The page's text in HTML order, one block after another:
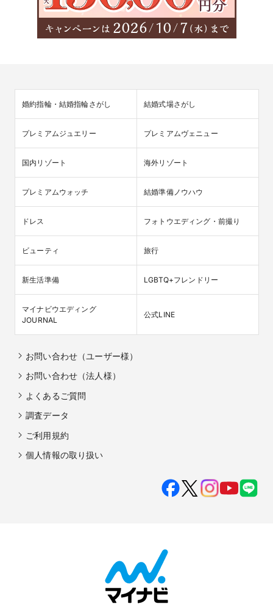
婚約指輪・結婚指輪さがし 結婚式場さがし
プレミアムジュエリー プレミアムヴェニュー
国内リゾート 海外リゾート
プレミアムウォッチ 結婚準備ノウハウ
ドレス フォトウエディング・前撮り
ビューティ 旅行
新生活準備 LGBTQ+フレンドリー
マイナビウエディング
JOURNAL
公式LINE
お問い合わせ（ユーザー様）
お問い合わせ（法人様）
よくあるご質問
調査データ
ご利用規約
個人情報の取り扱い